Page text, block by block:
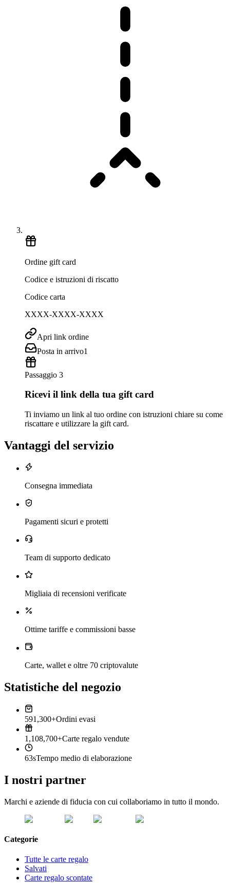
Ordine gift card
Codice e istruzioni di riscatto
Codice carta
XXXX-XXXX-XXXX
Apri link ordine
Posta in arrivo1
Passaggio 3
Ricevi il link della tua gift card
Ti inviamo un link al tuo ordine con istruzioni chiare su come
riscattare e utilizzare la gift card.
Vantaggi del servizio
Consegna immediata
Pagamenti sicuri e protetti
Team di supporto dedicato
Migliaia di recensioni verificate
Ottime tariffe e commissioni basse
Carte, wallet e oltre 70 criptovalute
Statistiche del negozio
591,300+Ordini evasi
1,108,700+Carte regalo vendute
63sTempo medio di elaborazione
I nostri partner
Marchi e aziende di fiducia con cui collaboriamo in tutto il mondo.
Categorie
Tutte le carte regalo
Salvati
Carte regalo scontate